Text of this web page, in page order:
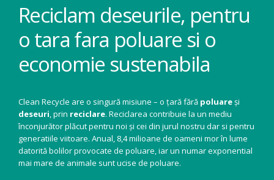
Reciclam deseurile, pentru
o tara fara poluare si o
economie sustenabila
Clean Recycle are o singură misiune – o țară fără poluareși
deseuri, prin reciclare. Reciclarea contribuie la un mediu
înconjurător plăcut pentru noi și cei din jurul nostru dar si pentru
generatiile viitoare. Anual, 8,4 milioane de oameni mor în lume
datorită bolilor provocate de poluare, iar un numar exponential
mai mare de animale sunt ucise de poluare.